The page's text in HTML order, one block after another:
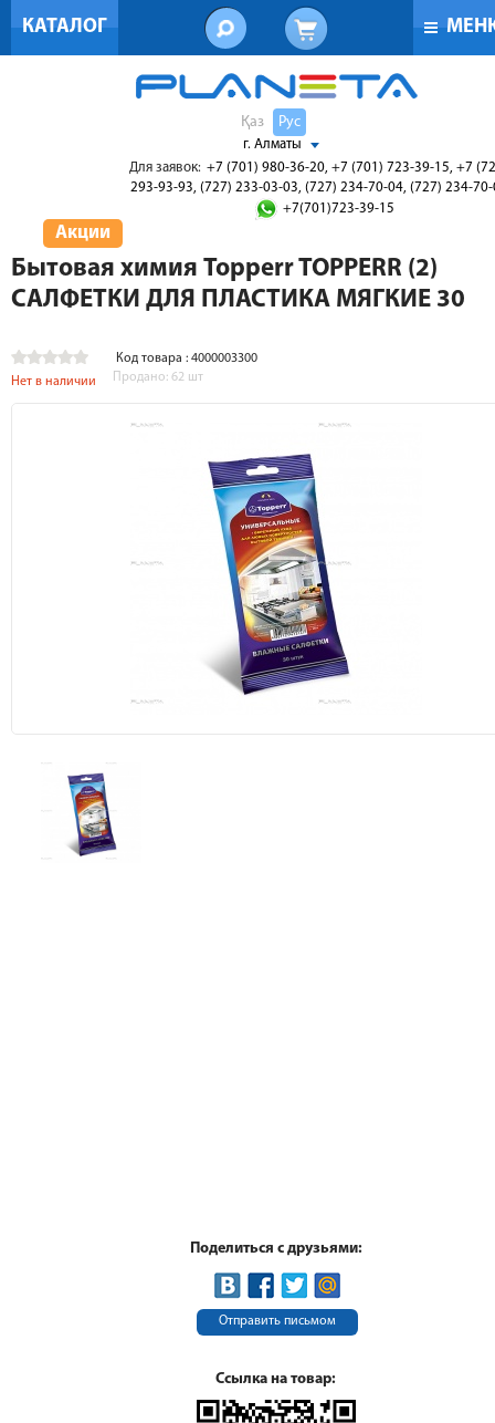
КАТАЛОГ
Қаз Рус
г. Алматы
Для заявок: +7 (701) 980-36-20, +7 (701) 723-39-15, +7
293-93-93, (727) 233-03-03, (727) 234-70-04, (727) 234-
+7(701)723-39-15
Акции
Бытовая химия Topperr TOPPERR (2)
САЛФЕТКИ ДЛЯ ПЛАСТИКА МЯГКИЕ 30
Код товара : 4000003300
Нет в наличии
Продано: 62 шт
Поделиться с друзьями:
Отправить письмом
Ссылка на товар: